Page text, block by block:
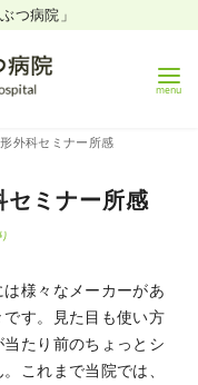
つ病院」
外科セミナー所感
ミナー所感
様々なメーカーがあ
す。見た目も使い方
たり前のちょっとシ
これまで当院では、